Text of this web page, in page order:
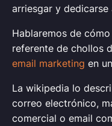
arriesgar y
Hablaremos de
referente de chollos
email marketing en
La wikipedia lo
correo electrónico,
comercial o email